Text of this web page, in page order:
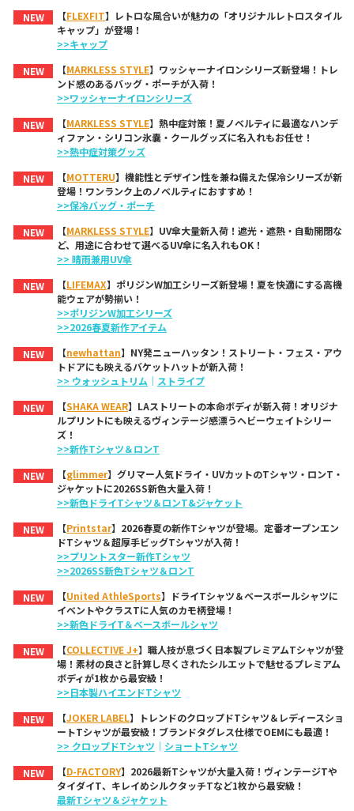
NEW 【FLEXFIT】レトロな風合いが魅力の「オリジナルレトロスタイル
キャップ」が登場！
>>キャップ
NEW
【MARKLESS STYLE】ワッシャーナイロンシリーズ新登場！トレ
ンド感のあるバッグ・ポーチが入荷！
>>ワッシャーナイロンシリーズ
NEW
【MARKLESS STYLE】熱中症対策！夏ノベルティに最適なハンデ
ィファン・シリコン氷嚢・クールグッズに名入れもお任せ！
>>熱中症対策グッズ
NEW
【MOTTERU】機能性とデザイン性を兼ね備えた保冷シリーズが新
登場！ワンランク上のノベルティにおすすめ！
>>保冷バッグ・ポーチ
NEW
【MARKLESS STYLE】UV傘大量新入荷！遮光・遮熱・自動開閉な
ど、用途に合わせて選べるUV傘に名入れもOK！
>> 晴雨兼用UV傘
NEW
【LIFEMAX】ポリジンW加工シリーズ新登場！夏を快適にする高機
能ウェアが勢揃い！
>>ポリジンW加工シリーズ
>>2026春夏新作アイテム
NEW
【newhattan】NY発ニューハッタン！ストリート・フェス・アウ
トドアにも映えるバケットハットが新入荷！
>> ウォッシュトリム ｜ ストライプ
NEW
【SHAKA WEAR】LAストリートの本命ボディが新入荷！オリジナ
ルプリントにも映えるヴィンテージ感漂うヘビーウェイトシリー
ズ！
>>新作Tシャツ＆ロンT
NEW
【glimmer】グリマー人気ドライ・UVカットのTシャツ・ロンT・
ジャケットに2026SS新色大量入荷！
>>新色ドライTシャツ＆ロンT&ジャケット
NEW
【Printstar】2026春夏の新作Tシャツが登場。定番オープンエン
ドTシャツ＆超厚手ビッグTシャツが入荷！
>>プリントスター新作Tシャツ
>>2026SS新色Tシャツ＆ロンT
NEW
【United AthleSports】ドライTシャツ＆ベースボールシャツに
イベントやクラスTに人気のカモ柄登場！
>>新色ドライT＆ベースボールシャツ
NEW
【COLLECTIVE J+】職人技が息づく日本製プレミアムTシャツが登
場！素材の良さと計算し尽くされたシルエットで魅せるプレミアム
ボディが1枚から最安級！
>>日本製ハイエンドTシャツ
NEW
【JOKER LABEL】トレンドのクロップドTシャツ＆レディースショ
ートTシャツが最安級！ブランドタグレス仕様でOEMにも最適！
>> クロップドTシャツ ｜ ショートTシャツ
NEW
【D-FACTORY】2026最新Tシャツが大量入荷！ヴィンテージTや
タイダイT、キレイめシルクタッチTなど1枚から最安級！
最新Tシャツ＆ジャケット